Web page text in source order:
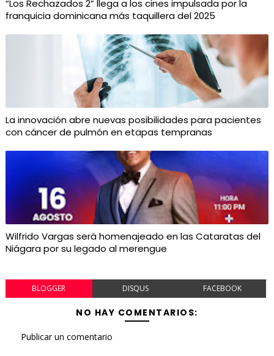
“Los Rechazados 2” llega a los cines impulsada por la
franquicia dominicana más taquillera del 2025
La innovación abre nuevas posibilidades para pacientes
con cáncer de pulmón en etapas tempranas
Wilfrido Vargas será homenajeado en las Cataratas del
Niágara por su legado al merengue
BLOGGER DISQUS FACEBOOK
NO HAY COMENTARIOS:
Publicar un comentario